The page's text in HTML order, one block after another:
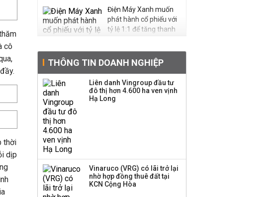
cô
thời
dịp
Điện Máy Xanh muốn
phát hành cổ phiếu với
tỷ lệ 1:1 để tăng thanh
Sau nhịp điều chỉnh
mạnh, CTCK nhìn thấy
cơ hội ở nhóm cổ phiếu
nào?
hàng
TOP 10 ngân hàng lãi
THÔNG TIN DOANH NGHIỆP
Liên danh Vingroup đầu tư
đô thị hơn 4.600 ha ven vịnh
Hạ Long
Vinaruco (VRG) có lãi trở lại
nhờ hợp đồng thuê đất tại
KCN Cộng Hòa